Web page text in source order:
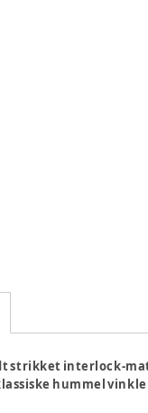
strikket interlock-
hummel